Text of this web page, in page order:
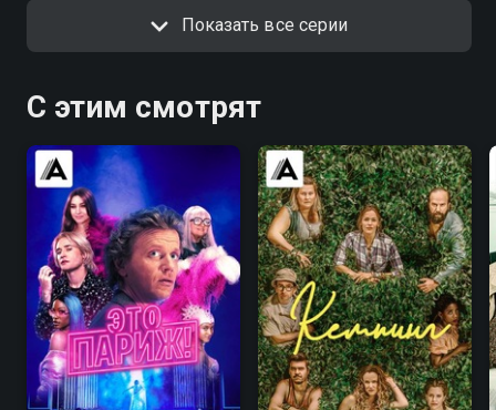
Показать все серии
С этим смотрят